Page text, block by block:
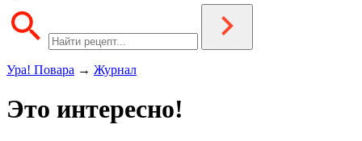
Ура! Повара → Журнал
Это интересно!